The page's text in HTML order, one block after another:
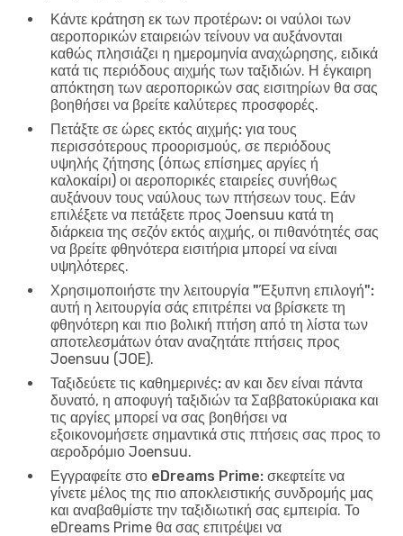
Κάντε κράτηση εκ των προτέρων: οι ναύλοι των
αεροπορικών εταιρειών τείνουν να αυξάνονται
καθώς πλησιάζει η ημερομηνία αναχώρησης, ειδικά
κατά τις περιόδους αιχμής των ταξιδιών. Η έγκαιρη
απόκτηση των αεροπορικών σας εισιτηρίων θα σας
βοηθήσει να βρείτε καλύτερες προσφορές.
Πετάξτε σε ώρες εκτός αιχμής: για τους
περισσότερους προορισμούς, σε περιόδους
υψηλής ζήτησης (όπως επίσημες αργίες ή
καλοκαίρι) οι αεροπορικές εταιρείες συνήθως
αυξάνουν τους ναύλους των πτήσεων τους. Εάν
επιλέξετε να πετάξετε προς Joensuu κατά τη
διάρκεια της σεζόν εκτός αιχμής, οι πιθανότητές σας
να βρείτε φθηνότερα εισιτήρια μπορεί να είναι
υψηλότερες.
Χρησιμοποιήστε την λειτουργία "Έξυπνη επιλογή":
αυτή η λειτουργία σάς επιτρέπει να βρίσκετε τη
φθηνότερη και πιο βολική πτήση από τη λίστα των
αποτελεσμάτων όταν αναζητάτε πτήσεις προς
Joensuu (JOE).
Ταξιδεύετε τις καθημερινές: αν και δεν είναι πάντα
δυνατό, η αποφυγή ταξιδιών τα Σαββατοκύριακα και
τις αργίες μπορεί να σας βοηθήσει να
εξοικονομήσετε σημαντικά στις πτήσεις σας προς το
αεροδρόμιο Joensuu.
Εγγραφείτε στο eDreams Prime: σκεφτείτε να
γίνετε μέλος της πιο αποκλειστικής συνδρομής μας
και αναβαθμίστε την ταξιδιωτική σας εμπειρία. Το
eDreams Prime θα σας επιτρέψει να